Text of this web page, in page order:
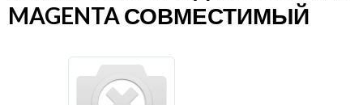
MAGENTA СОВМЕСТИМЫЙ